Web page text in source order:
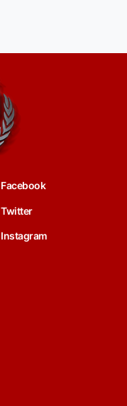
Facebook
Twitter
Instagram